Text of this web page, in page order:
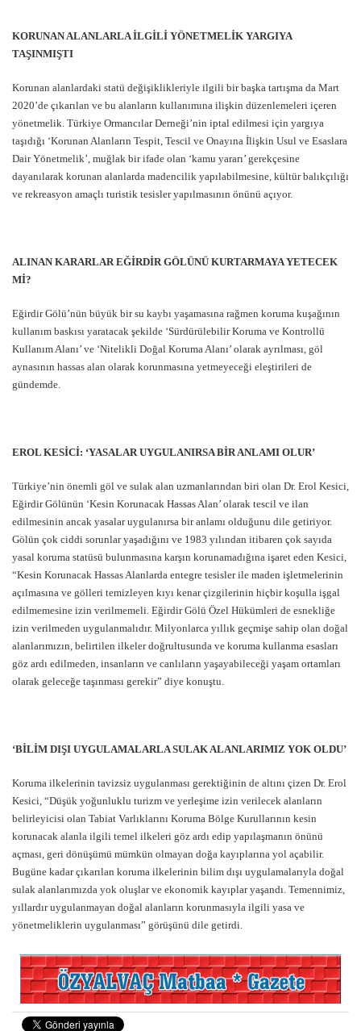
KORUNAN ALANLARLA İLGİLİ YÖNETMELİK YARGIYA
TAŞINMIŞTI
Korunan alanlardaki statü değişiklikleriyle ilgili bir başka tartışma da Mart
2020’de çıkarılan ve bu alanların kullanımına ilişkin düzenlemeleri içeren
yönetmelik. Türkiye Ormancılar Derneği’nin iptal edilmesi için yargıya
taşıdığı ‘Korunan Alanların Tespit, Tescil ve Onayına İlişkin Usul ve Esaslara
Dair Yönetmelik’, muğlak bir ifade olan ‘kamu yararı’ gerekçesine
dayanılarak korunan alanlarda madencilik yapılabilmesine, kültür balıkçılığı
ve rekreasyon amaçlı turistik tesisler yapılmasının önünü açıyor.
ALINAN KARARLAR EĞİRDİR GÖLÜNÜ KURTARMAYA YETECEK
Mİ?
Eğirdir Gölü’nün büyük bir su kaybı yaşamasına rağmen koruma kuşağının
kullanım baskısı yaratacak şekilde ‘Sürdürülebilir Koruma ve Kontrollü
Kullanım Alanı’ ve ‘Nitelikli Doğal Koruma Alanı’ olarak ayrılması, göl
aynasının hassas alan olarak korunmasına yetmeyeceği eleştirileri de
gündemde.
EROL KESİCİ: ‘YASALAR UYGULANIRSA BİR ANLAMI OLUR’
Türkiye’nin önemli göl ve sulak alan uzmanlarından biri olan Dr. Erol Kesici,
Eğirdir Gölünün ‘Kesin Korunacak Hassas Alan’ olarak tescil ve ilan
edilmesinin ancak yasalar uygulanırsa bir anlamı olduğunu dile getiriyor.
Gölün çok ciddi sorunlar yaşadığını ve 1983 yılından itibaren çok sayıda
yasal koruma statüsü bulunmasına karşın korunamadığına işaret eden Kesici,
“Kesin Korunacak Hassas Alanlarda entegre tesisler ile maden işletmelerinin
açılmasına ve gölleri temizleyen kıyı kenar çizgilerinin hiçbir koşulla işgal
edilmemesine izin verilmemeli. Eğirdir Gölü Özel Hükümleri de esnekliğe
izin verilmeden uygulanmalıdır. Milyonlarca yıllık geçmişe sahip olan doğal
alanlarımızın, belirtilen ilkeler doğrultusunda ve koruma kullanma esasları
göz ardı edilmeden, insanların ve canlıların yaşayabileceği yaşam ortamları
olarak geleceğe taşınması gerekir” diye konuştu.
‘BİLİM DIŞI UYGULAMALARLA SULAK ALANLARIMIZ YOK OLDU’
Koruma ilkelerinin tavizsiz uygulanması gerektiğinin de altını çizen Dr. Erol
Kesici, “Düşük yoğunluklu turizm ve yerleşime izin verilecek alanların
belirleyicisi olan Tabiat Varlıklarını Koruma Bölge Kurullarının kesin
korunacak alanla ilgili temel ilkeleri göz ardı edip yapılaşmanın önünü
açması, geri dönüşümü mümkün olmayan doğa kayıplarına yol açabilir.
Bugüne kadar çıkarılan koruma ilkelerinin bilim dışı uygulamalarıyla doğal
sulak alanlarımızda yok oluşlar ve ekonomik kayıplar yaşandı. Temennimiz,
yıllardır uygulanmayan doğal alanların korunmasıyla ilgili yasa ve
yönetmeliklerin uygulanması” görüşünü dile getirdi.